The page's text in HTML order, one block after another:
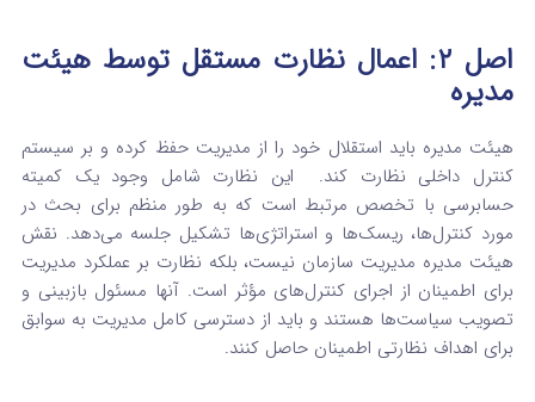
اصل ۲: اعمال نظارت مستقل توسط هیئت
مدیره
هیئت مدیره باید استقلال خود را از مدیریت حفظ کرده و بر سیستم
کنترل داخلی نظارت کند.
این نظارت شامل وجود یک کمیته
حسابرسی با تخصص مرتبط است که به طور منظم برای بحث در
مورد کنترل‌ها، ریسک‌ها و استراتژی‌ها تشکیل جلسه می‌دهد. نقش
هیئت مدیره مدیریت سازمان نیست، بلکه نظارت بر عملکرد مدیریت
برای اطمینان از اجرای کنترل‌های مؤثر است. آنها مسئول بازبینی و
تصویب سیاست‌ها هستند و باید از دسترسی کامل مدیریت به سوابق
برای اهداف نظارتی اطمینان حاصل کنند.